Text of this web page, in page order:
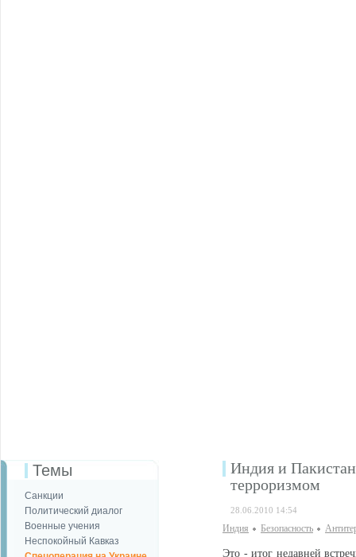
Темы
Санкции
Политический диалог
Военные учения
Неспокойный Кавказ
Индия и
терроризмом
28.06.2010 14:54
Индия Безопаcность
Это - итог недавней